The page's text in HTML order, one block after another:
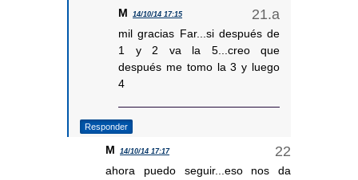
M 14/10/14 17:15
mil gracias Far...si después de
1 y 2 va la 5...creo que
después me tomo la 3 y luego
4
Responder
M 14/10/14 17:17
ahora puedo seguir...eso nos da